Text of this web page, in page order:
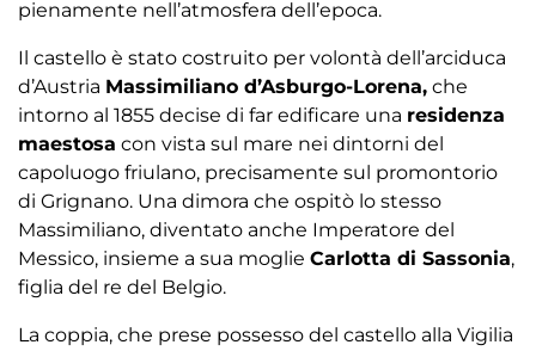
pienamente nell’atmosfera dell’epoca.
Il castello è stato costruito per volontà dell’arciduca
d’Austria Massimiliano d’Asburgo-Lorena, che
intorno al 1855 decise di far edificare una residenza
maestosa con vista sul mare nei dintorni del
capoluogo friulano, precisamente sul promontorio
di Grignano. Una dimora che ospitò lo stesso
Massimiliano, diventato anche Imperatore del
Messico, insieme a sua moglie Carlotta di Sassonia,
figlia del re del Belgio.
La coppia, che prese possesso del castello alla Vigilia